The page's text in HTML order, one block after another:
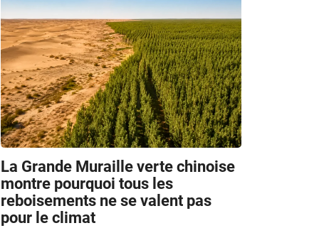
La Grande Muraille verte chinoise
montre pourquoi tous les
reboisements ne se valent pas
pour le climat